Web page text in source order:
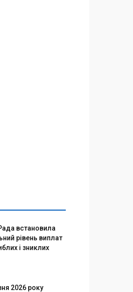
встановила
рівень виплат
і зниклих
2026 року